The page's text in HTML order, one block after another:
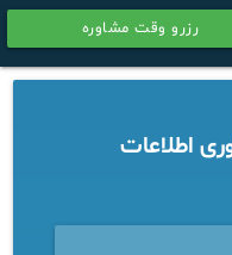
رزرو وقت مشاوره
اطلاعات